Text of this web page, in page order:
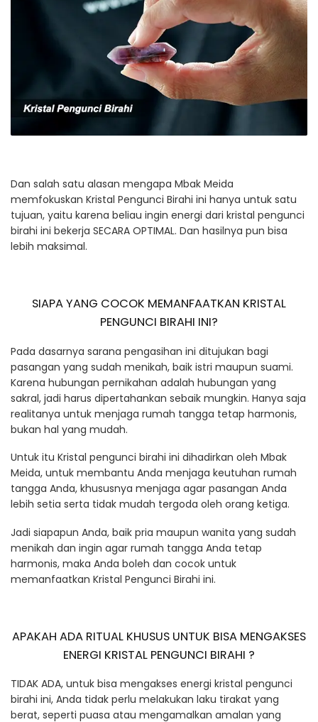
Dan salah satu alasan mengapa Mbak Meida
memfokuskan Kristal Pengunci Birahi ini hanya untuk satu
tujuan, yaitu karena beliau ingin energi dari kristal pengunci
birahi ini bekerja SECARA OPTIMAL. Dan hasilnya pun bisa
lebih maksimal.
SIAPA YANG COCOK MEMANFAATKAN KRISTAL
PENGUNCI BIRAHI INI?
Pada dasarnya sarana pengasihan ini ditujukan bagi
pasangan yang sudah menikah, baik istri maupun suami.
Karena hubungan pernikahan adalah hubungan yang
sakral, jadi harus dipertahankan sebaik mungkin. Hanya saja
realitanya untuk menjaga rumah tangga tetap harmonis,
bukan hal yang mudah.
Untuk itu Kristal pengunci birahi ini dihadirkan oleh Mbak
Meida, untuk membantu Anda menjaga keutuhan rumah
tangga Anda, khususnya menjaga agar pasangan Anda
lebih setia serta tidak mudah tergoda oleh orang ketiga.
Jadi siapapun Anda, baik pria maupun wanita yang sudah
menikah dan ingin agar rumah tangga Anda tetap
harmonis, maka Anda boleh dan cocok untuk
memanfaatkan Kristal Pengunci Birahi ini.
APAKAH ADA RITUAL KHUSUS UNTUK BISA MENGAKSES
ENERGI KRISTAL PENGUNCI BIRAHI ?
TIDAK ADA, untuk bisa mengakses energi kristal pengunci
birahi ini, Anda tidak perlu melakukan laku tirakat yang
berat, seperti puasa atau mengamalkan amalan yang